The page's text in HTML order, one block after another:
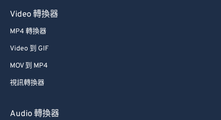
Video 轉換器
MP4 轉換器
Video 到 GIF
MOV 到 MP4
視訊轉換器
Audio 轉換器